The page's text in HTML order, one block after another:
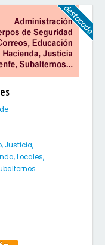
Justicia,
Locales,